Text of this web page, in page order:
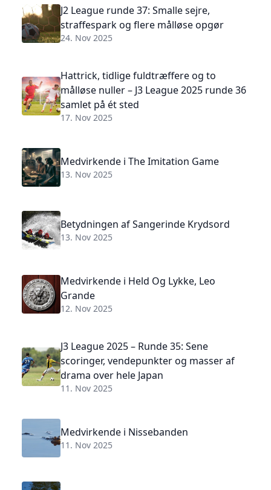
J2 League runde 37: Smalle sejre,
straffespark og flere målløse opgør
24. Nov 2025
Hattrick, tidlige fuldtræffere og to
målløse nuller – J3 League 2025 runde 36
samlet på ét sted
17. Nov 2025
Medvirkende i The Imitation Game
13. Nov 2025
Betydningen af Sangerinde Krydsord
13. Nov 2025
Medvirkende i Held Og Lykke, Leo
Grande
12. Nov 2025
J3 League 2025 – Runde 35: Sene
scoringer, vendepunkter og masser af
drama over hele Japan
11. Nov 2025
Medvirkende i Nissebanden
11. Nov 2025